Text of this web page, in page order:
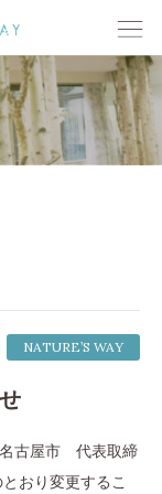
NATURE’S WAY
名古屋市 代表取締
おり変更するこ